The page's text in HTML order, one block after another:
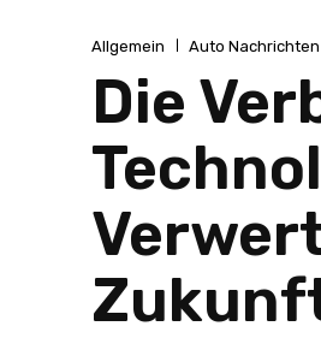
Allgemein Auto Nachrichten
Die